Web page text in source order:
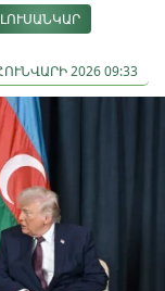
ԼՈՒՍԱՆԿԱՐ
2026 09:33